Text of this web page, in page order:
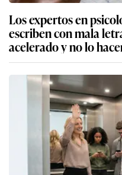
Los expertos en
escriben con mala
acelerado y no lo